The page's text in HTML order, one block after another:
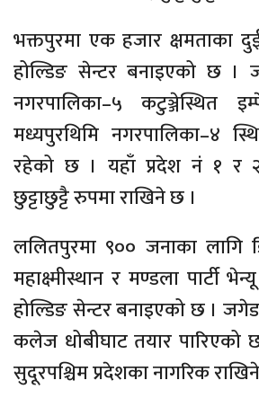
भक्तपुरमा एक हजार क्षमताका
होल्डिङ सेन्टर बनाइएको छ ।
नगरपालिका–५ कटुञ्जेस्थित
मध्यपुरथिमि नगरपालिका–४
रहेको छ । यहाँ प्रदेश नं १ र
छुट्टाछुट्टै रुपमा राखिने छ ।
ललितपुरमा ९०० जनाका लागि
महाक्ष्मीस्थान र मण्डला पार्टी
होल्डिङ सेन्टर बनाइएको छ ।
कलेज धोबीघाट तयार पारिएको
सुदूरपश्चिम प्रदेशका नागरिक